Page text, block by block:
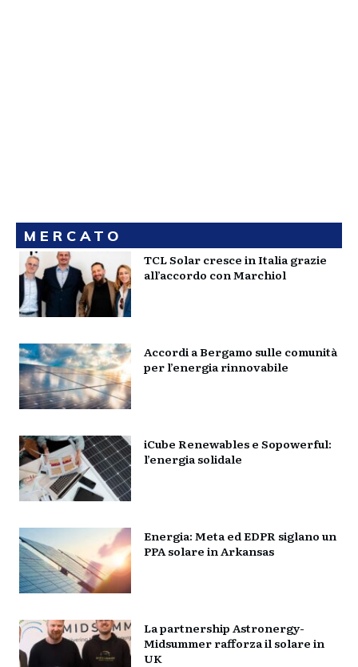
MERCATO
TCL Solar cresce in Italia grazie
all’accordo con Marchiol
Accordi a Bergamo sulle comunità
per l’energia rinnovabile
iCube Renewables e Sopowerful:
l’energia solidale
Energia: Meta ed EDPR siglano un
PPA solare in Arkansas
La partnership Astronergy-
Midsummer rafforza il solare in
UK